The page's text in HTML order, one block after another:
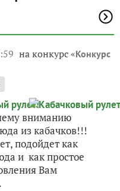
на конкурс «Конкурс
вниманию
из кабачков!!!
подойдет как
и как простое
Вам